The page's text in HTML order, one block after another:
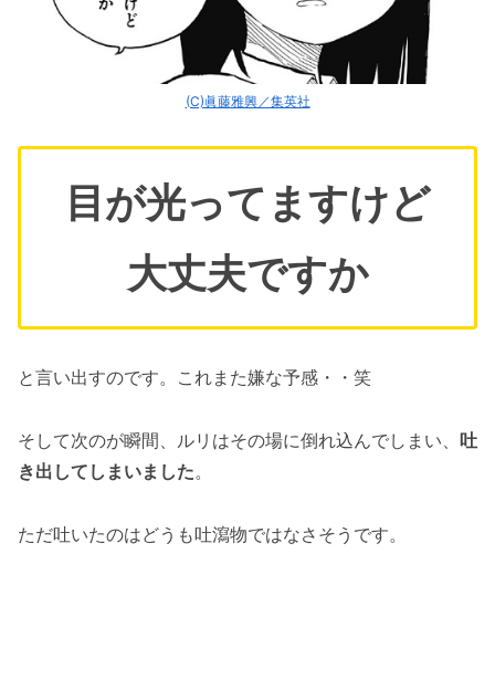
(C)眞藤雅興／集英社
目が光ってますけど
大丈夫ですか
と言い出すのです。これまた嫌な予感・・笑
そして次のが瞬間、ルリはその場に倒れ込んでしまい、 吐
き出してしまいました。
ただ吐いたのはどうも吐瀉物ではなさそうです。